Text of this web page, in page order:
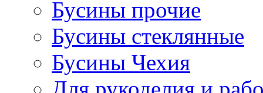
Бусины прочие
Бусины стеклянные
Бусины Чехия